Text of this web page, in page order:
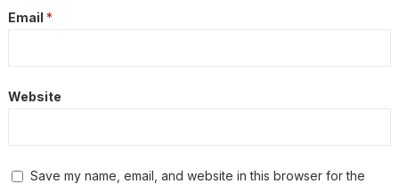
Email *
Website
Save my name, email, and website in this browser for the